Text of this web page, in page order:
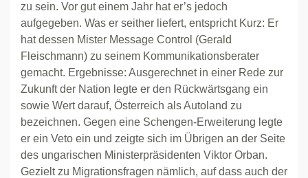
zu sein. Vor gut einem Jahr hat er’s jedoch
aufgegeben. Was er seither liefert, entspricht Kurz: Er
hat dessen Mister Message Control (Gerald
Fleischmann) zu seinem Kommunikationsberater
gemacht. Ergebnisse: Ausgerechnet in einer Rede zur
Zukunft der Nation legte er den Rückwärtsgang ein
sowie Wert darauf, Österreich als Autoland zu
bezeichnen. Gegen eine Schengen-Erweiterung legte
er ein Veto ein und zeigte sich im Übrigen an der Seite
des ungarischen Ministerpräsidenten Viktor Orban.
Gezielt zu Migrationsfragen nämlich, auf dass auch der